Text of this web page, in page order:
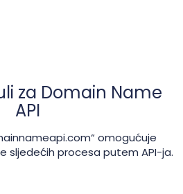
za Domain Name
API
omogućuje
sljedećih procesa putem API-ja.